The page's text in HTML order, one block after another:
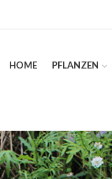
HOME PFLANZEN